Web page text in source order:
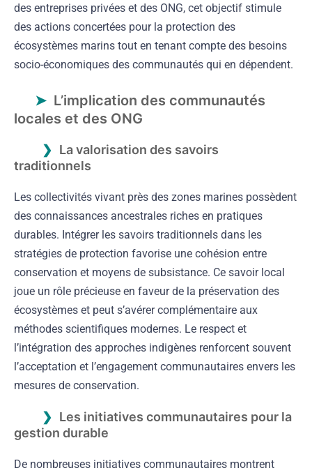
des entreprises privées et des ONG, cet objectif stimule
des actions concertées pour la protection des
écosystèmes marins tout en tenant compte des besoins
socio-économiques des communautés qui en dépendent.
L’implication des communautés
locales et des ONG
La valorisation des savoirs
traditionnels
Les collectivités vivant près des zones marines possèdent
des connaissances ancestrales riches en pratiques
durables. Intégrer les savoirs traditionnels dans les
stratégies de protection favorise une cohésion entre
conservation et moyens de subsistance. Ce savoir local
joue un rôle précieuse en faveur de la préservation des
écosystèmes et peut s’avérer complémentaire aux
méthodes scientifiques modernes. Le respect et
l’intégration des approches indigènes renforcent souvent
l’acceptation et l’engagement communautaires envers les
mesures de conservation.
Les initiatives communautaires pour la
gestion durable
De nombreuses initiatives communautaires montrent